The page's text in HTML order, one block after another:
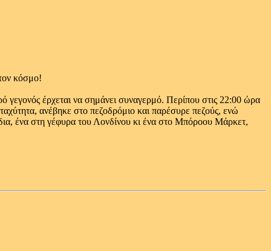
κόσμο!
γεγονός έρχεται να σημάνει συναγερμό. Περίπου στις 22:00 ώρα
ανέβηκε στο πεζοδρόμιο και παρέσυρε πεζούς, ενώ
ένα στη γέφυρα του Λονδίνου κι ένα στο Μπόροου Μάρκετ,